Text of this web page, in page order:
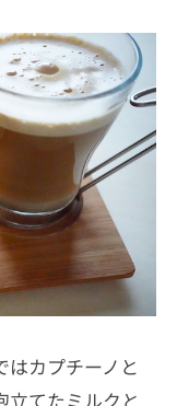
はカプチーノと
立てたミルクと